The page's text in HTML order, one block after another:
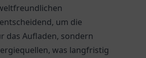
um die
das Aufladen, sondern
was langfristig